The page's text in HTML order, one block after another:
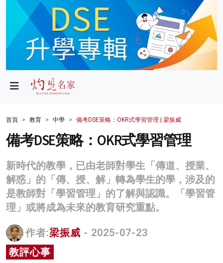
政局
財經
生活
商業
科技
名家榜
灼見活動
首頁 教育 中學 備考DSE策略：OKR式學習管理 | 梁振威
備考DSE策略：OKR式學習管理
新時代的教學，已由老師對學生「傳道、授業、
解惑」的「傳、授、解」轉為學生的學，涉及的
是教師對「學習管理」的了解與認識。「學習管
理」或將成為未來的教育研究重點。
作者:梁振威 - 2025-07-23
教評心事